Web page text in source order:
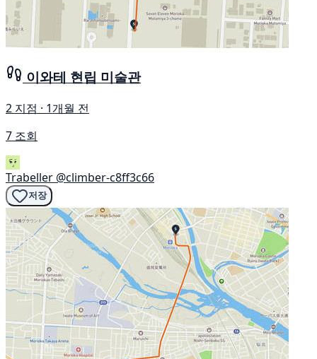
이와테 현립 미술관
2 지점 · 1개월 전
7 조회
Trabeller @climber-c8ff3c66
저장